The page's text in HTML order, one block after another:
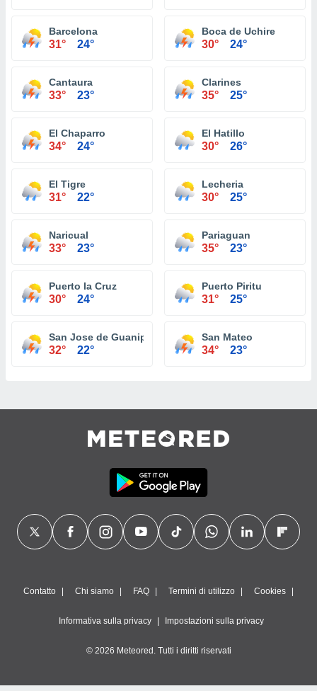
Barcelona
31° 24°
Boca de Uchire
30° 24°
Cantaura
33° 23°
Clarines
35° 25°
El Chaparro
34° 24°
El Hatillo
30° 26°
El Tigre
31° 22°
Lecheria
30° 25°
Naricual
33° 23°
Pariaguan
35° 23°
Puerto la Cruz
30° 24°
Puerto Piritu
31° 25°
San Jose de Guanipa
32° 22°
San Mateo
34° 23°
Contatto Chi siamo FAQ Termini di utilizzo Cookies
Informativa sulla privacy Impostazioni sulla privacy
© 2026 Meteored. Tutti i diritti riservati